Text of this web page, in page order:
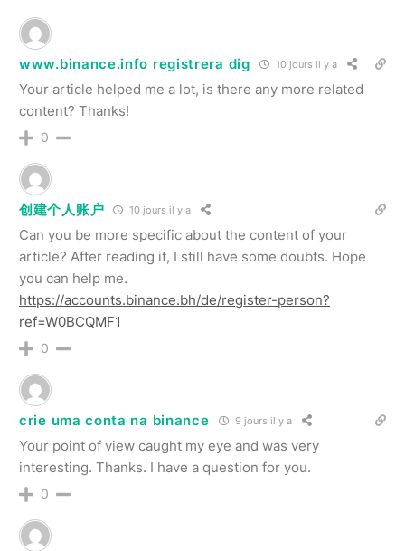
www.binance.info registrera dig 10 jours il y a
Your article helped me a lot, is there any more related
content? Thanks!
0
创建个人账户 10 jours il y a
Can you be more specific about the content of your
article? After reading it, I still have some doubts. Hope
you can help me.
https://accounts.binance.bh/de/register-person?
ref=W0BCQMF1
0
crie uma conta na binance 9 jours il y a
Your point of view caught my eye and was very
interesting. Thanks. I have a question for you.
0